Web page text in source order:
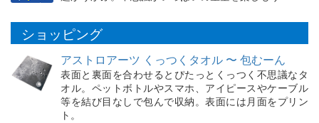
ショッピング
アストロアーツ くっつくタオル 〜 包むーん
表面と裏面を合わせるとぴたっとくっつく不思議なタ
オル。ペットボトルやスマホ、アイピースやケーブル
等を結び目なしで包んで収納。表面には月面をプリン
ト。